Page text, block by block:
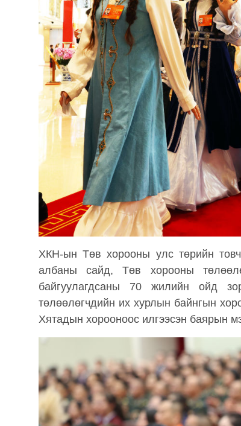
ХКН-ын Төв хорооны улс төрийн
албаны сайд, Төв хорооны
байгуулагдсаны 70 жилийн ойд
төлөөлөгчдийн их хурлын байнгын
Хятадын хорооноос илгээсэн баярын